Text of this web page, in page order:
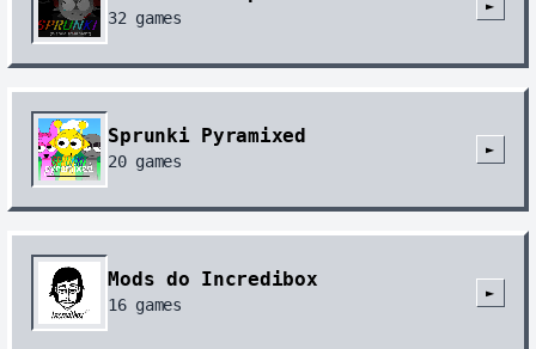
32 games
►
Sprunki Pyramixed
20games
►
Mods do Incredibox
16games
►